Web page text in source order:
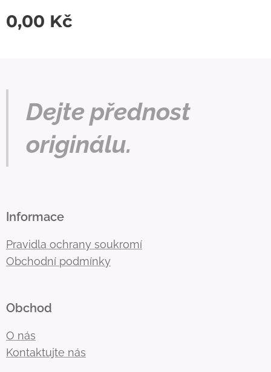
0,00 Kč
Dejte přednost
originálu.
Informace
Pravidla ochrany soukromí
Obchodní podmínky
Obchod
O nás
Kontaktujte nás